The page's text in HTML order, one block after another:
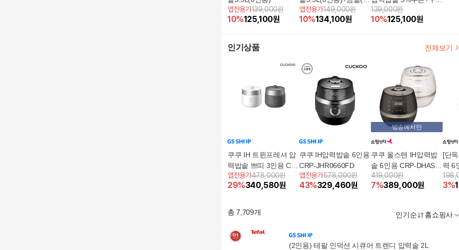
앱전용가139,000원
10%125,100원
L)
앱전용가149,000원
10%134,100원
후 3천원 적립
139,000원
10%125,100원
인기상품 전체보기
쿠쿠 IH 트윈프레셔 압
력밥솥 쁘띠 3인용 CR
P-MHTR0310FW/FG
앱전용가478,000원
29%340,580원
쿠쿠 IH압력밥솥 6인용
CRP-JHR0660FD
앱전용가578,000원
43%329,460원
방송에서만
쿠쿠 올스텐 IH압력밥
솥 6인용 CRP-DHAS0
69FW/FB
419,000원
7%389,000원
[단
력 6
P-
0BGI
3%
총7,709개 인기순 홈쇼핑사
(2인용) 테팔 인덕션 시큐어 트렌디 압력솥 2L